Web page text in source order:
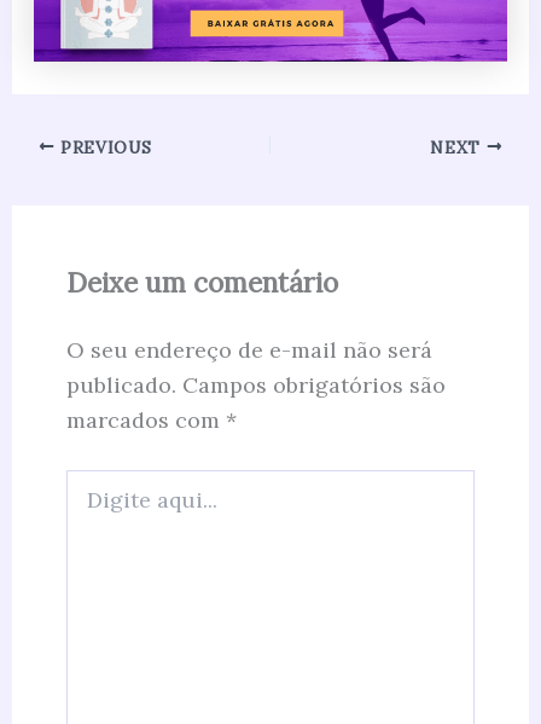
PREVIOUS NEXT
Deixe um comentário
O seu endereço de e-mail não será
publicado. Campos obrigatórios são
marcados com *
aqui...